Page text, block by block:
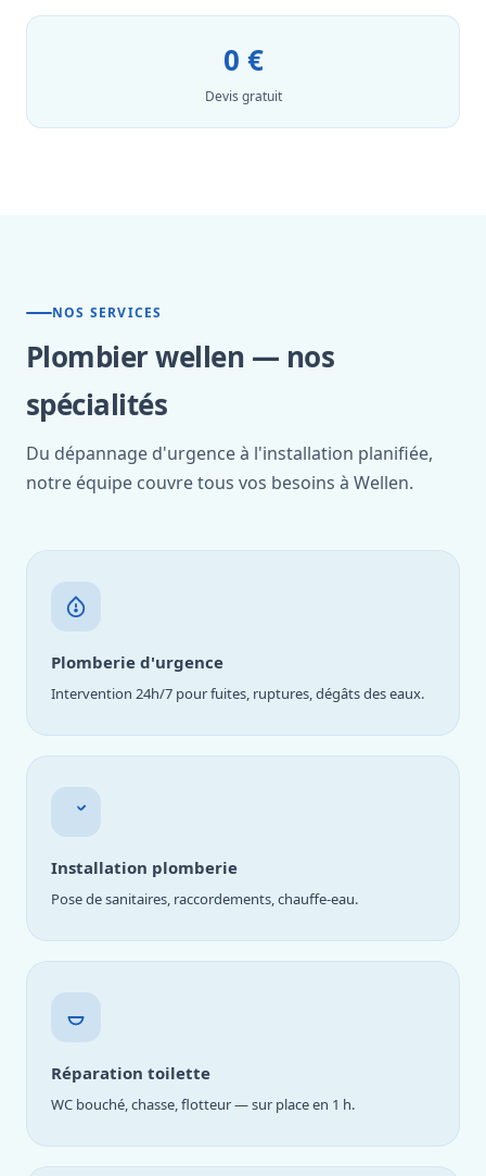
0 €
Devis gratuit
NOS SERVICES
Plombier wellen — nos
spécialités
Du dépannage d'urgence à l'installation planifiée,
notre équipe couvre tous vos besoins à Wellen.
Plomberie d'urgence
Intervention 24h/7 pour fuites, ruptures, dégâts des eaux.
Installation plomberie
Pose de sanitaires, raccordements, chauffe-eau.
Réparation toilette
WC bouché, chasse, flotteur — sur place en 1 h.